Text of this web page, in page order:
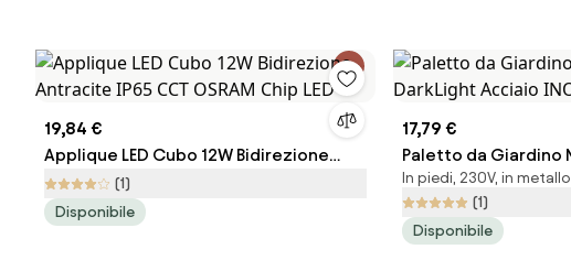
19,84 €
Applique LED Cubo 12W Bidirezione
Antracite IP65 CCT OSRAM Chip LED
(1)
Disponibile
17,79 €
Paletto da Giardino
DarkLight Acciaio
In piedi, 230V, in metallo
(1)
Disponibile